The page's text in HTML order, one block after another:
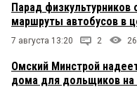
Парад физкультурников
маршруты автобусов в
7 августа 13:20 2
Омский Минстрой
дома для дольщиков на